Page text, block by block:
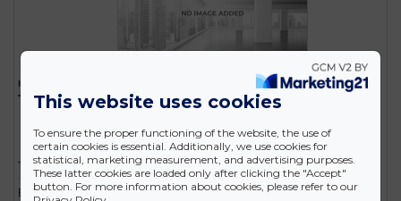
KIADÓ - MOM PARK IRODAHÁZ - 1123 BUDAPEST, ALKOTÁS UTCA 53.
Tower B - Unit 3
Típus Iroda
Emelet 3. emelet
This website uses cookies
To ensure the proper functioning of the website, the use of
certain cookies is essential. Additionally, we use cookies for
statistical, marketing measurement, and advertising purposes.
These latter cookies are loaded only after clicking the "Accept"
button. For more information about cookies, please refer to our